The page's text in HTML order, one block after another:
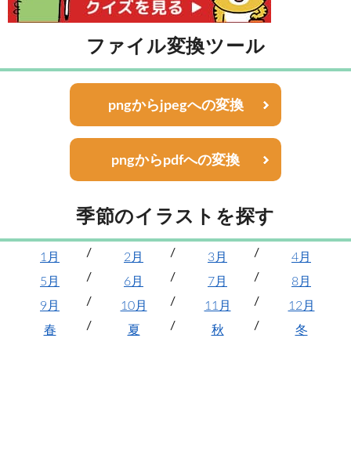
ファイル変換ツール
pngからjpegへの変換
pngからpdfへの変換
季節のイラストを探す
1月 2月 3月
4月
5月
6月 7月
8月
9月
10月 11月
12月
春
夏 秋 冬